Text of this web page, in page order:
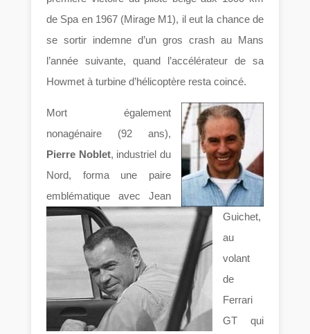
de Spa en 1967 (Mirage M1), il eut la chance de
se sortir indemne d’un gros crash au Mans
l’année suivante, quand l’accélérateur de sa
Howmet à turbine d’hélicoptère resta coincé.
Mort également
nonagénaire (92 ans),
Pierre Noblet, industriel du
Nord, forma une paire
emblématique avec Jean
Guichet,
au
volant
de
Ferrari
GT qui